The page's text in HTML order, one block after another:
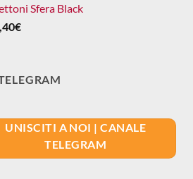
Sfera Black
€
UNISCITI A NOI | CANALE
TELEGRAM